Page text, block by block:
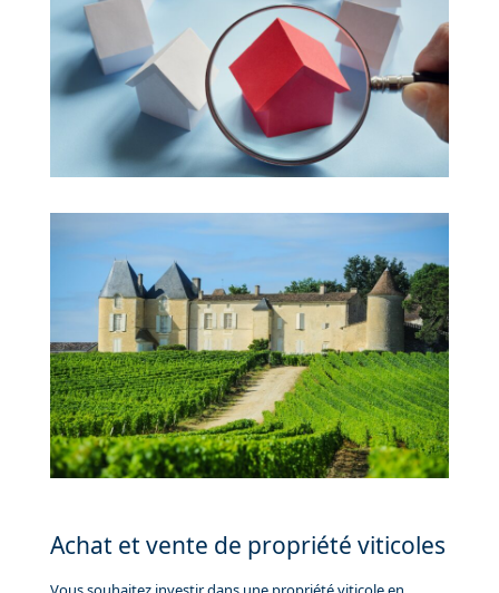
Achat et vente de propriété viticoles